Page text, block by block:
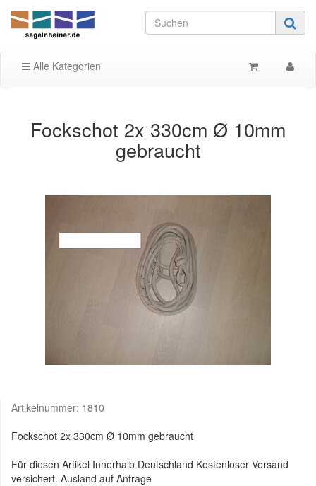
Alle Kategorien
Fockschot 2x 330cm Ø 10mm
gebraucht
Artikelnummer: 1810
Fockschot 2x 330cm Ø 10mm gebraucht
Für diesen Artikel Innerhalb Deutschland Kostenloser Versand
versichert. Ausland auf Anfrage